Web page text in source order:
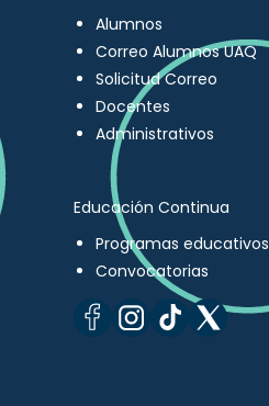
Alumnos
Correo Alumnos UAQ
Solicitud Correo
Docentes
Administrativos
Educación Continua
Programas educativos
Convocatorias